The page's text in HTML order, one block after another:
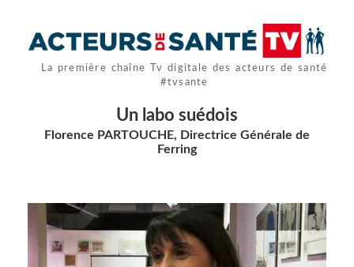
La première chaîne Tv digitale des acteurs de santé
#tvsante
Un labo suédois
Florence PARTOUCHE, Directrice Générale de
Ferring